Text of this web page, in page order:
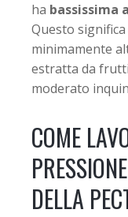
ha bassissima
Questo
minimamente
estratta da
moderato
COME
DELLA